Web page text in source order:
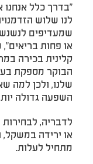
"בדרך כלל אנחנו
לנו שלוש
שמעדיפים לנשנש
או פחות
הבוקר מספקת
שלנו, ולכן למה
השפעה גדולה
לדבריה,
או ירידה במשקל,
מתחיל לעלות.